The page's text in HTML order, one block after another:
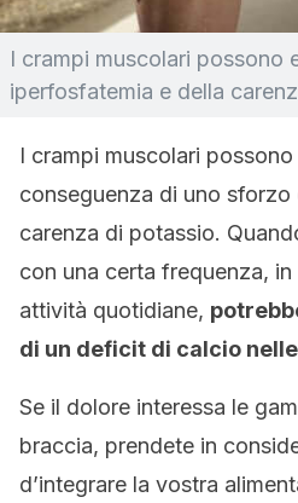
I crampi muscolari possono
iperfosfatemia e della
I crampi muscolari possono
conseguenza di uno
carenza di potassio.
con una certa frequenza,
attività quotidiane,
di un deficit di calcio
Se il dolore interessa le
braccia, prendete in
d’integrare la vostra